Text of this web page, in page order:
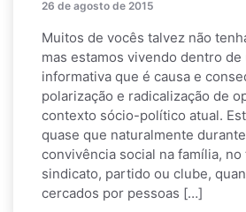
26 de agosto de 2015
Muitos de vocês talvez não
mas estamos vivendo dentro de
informativa que é causa e
polarização e radicalização de
contexto sócio-político atual.
quase que naturalmente
convivência social na família, no
sindicato, partido ou clube,
cercados por pessoas […]